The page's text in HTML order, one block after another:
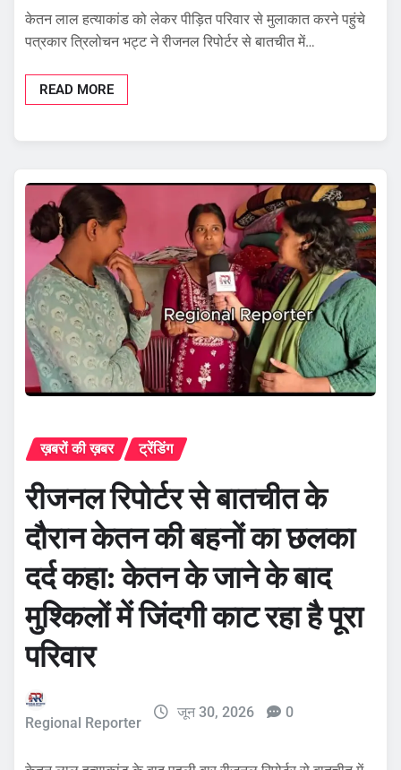
केतन लाल हत्याकांड को लेकर पीड़ित परिवार से मुलाकात करने पहुंचे
पत्रकार त्रिलोचन भट्ट ने रीजनल रिपोर्टर से बातचीत में…
READ MORE
ख़बरों की ख़बर ट्रेंडिंग
रीजनल रिपोर्टर से बातचीत के
दौरान केतन की बहनों का छलका
दर्द कहा: केतन के जाने के बाद
मुश्किलों में जिंदगी काट रहा है पूरा
परिवार
Regional Reporter
जून 30, 2026 0